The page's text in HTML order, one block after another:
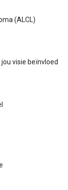
(ALCL)
visie beïnvloed